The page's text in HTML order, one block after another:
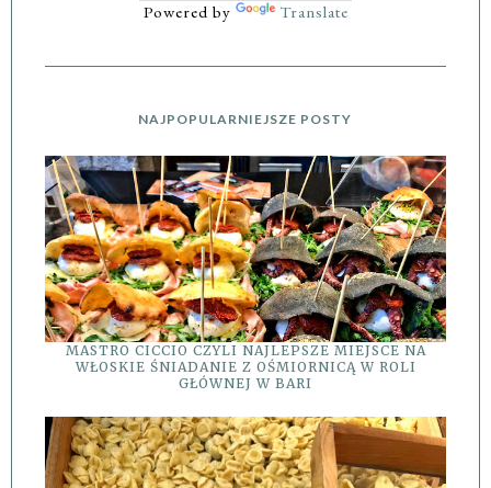
Powered by Translate
NAJPOPULARNIEJSZE POSTY
MASTRO CICCIO CZYLI NAJLEPSZE MIEJSCE NA
WŁOSKIE ŚNIADANIE Z OŚMIORNICĄ W ROLI
GŁÓWNEJ W BARI